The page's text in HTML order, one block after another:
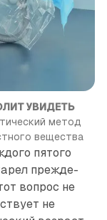
УВИДЕТЬ
метод
вещества
пятого
прежде­
вопрос не
не